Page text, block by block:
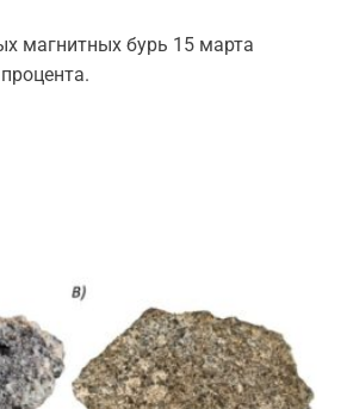
магнитных бурь 15 марта